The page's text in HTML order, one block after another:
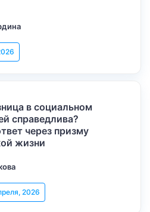
в социальном
справедлива?
через призму
жизни
2026